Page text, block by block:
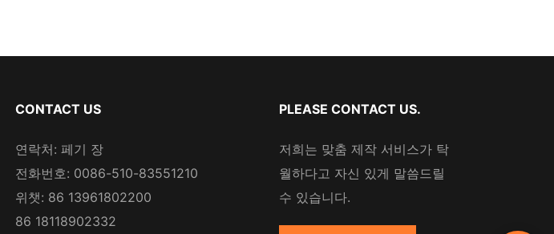
CONTACT US
연락처: 페기 장
전화번호: 0086-510-83551210
위챗: 86 13961802200
86 18118902332
PLEASE CONTACT US.
저희는 맞춤 제작 서비스가 탁
월하다고 자신 있게 말씀드릴
수 있습니다.